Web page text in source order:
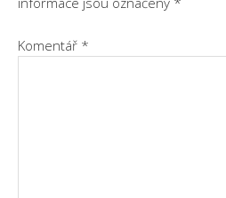
Komentář *